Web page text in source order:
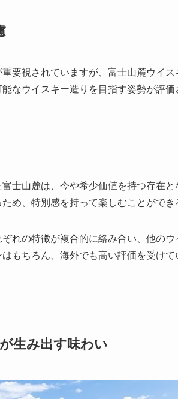
要視されていますが、富士山麓ウイ
なウイスキー造りを目指す姿勢が評価
士山麓は、今や希少価値を持つ存在
め、特別感を持って楽しむことができ
れの特徴が複合的に絡み合い、他の
もちろん、海外でも高い評価を受け
生み出す味わい